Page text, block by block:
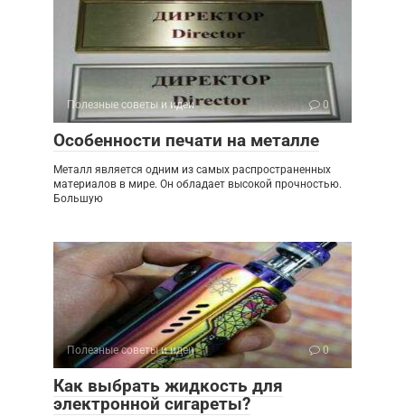
Полезные советы и идеи 0
Особенности печати на металле
Металл является одним из самых распространенных
материалов в мире. Он обладает высокой прочностью.
Большую
Полезные советы и идеи 0
Как выбрать жидкость для
электронной сигареты?